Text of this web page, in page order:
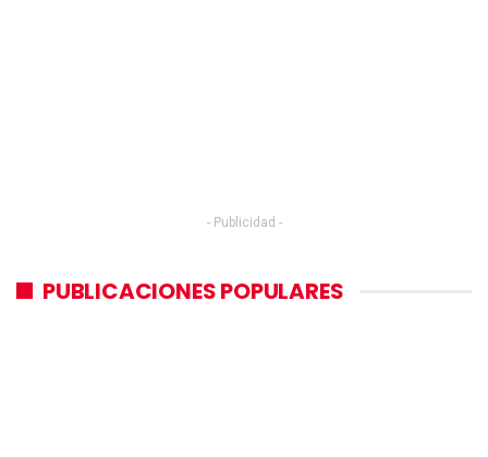
- Publicidad -
PUBLICACIONES POPULARES